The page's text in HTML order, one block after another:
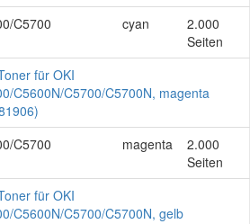
C5700
cyan
2.000
Seiten
für OKI
C5600N/C5700/C5700N, magenta
C5700
magenta
2.000
Seiten
für OKI
C5600N/C5700/C5700N, gelb